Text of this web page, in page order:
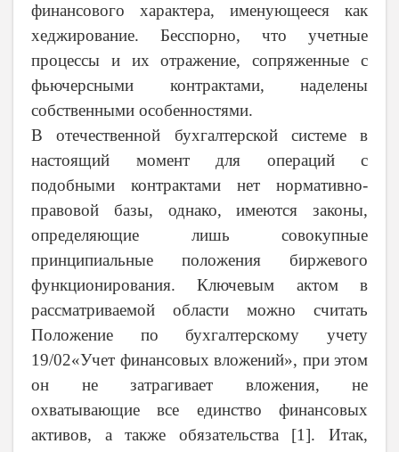
финансового характера, именующееся как
хеджирование. Бесспорно, что учетные
процессы и их отражение, сопряженные с
фьючерсными контрактами, наделены
собственными особенностями.
В отечественной бухгалтерской системе в
настоящий момент для операций с
подобными контрактами нет нормативно-
правовой базы, однако, имеются законы,
определяющие лишь совокупные
принципиальные положения биржевого
функционирования. Ключевым актом в
рассматриваемой области можно считать
Положение по бухгалтерскому учету
19/02«Учет финансовых вложений», при этом
он не затрагивает вложения, не
охватывающие все единство финансовых
активов, а также обязательства [1]. Итак,